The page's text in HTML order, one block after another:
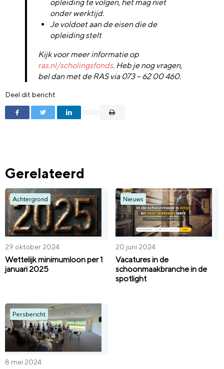
opleiding te volgen, het mag niet
onder werktijd.
Je voldoet aan de eisen die de
opleiding stelt
Kijk voor meer informatie op
ras.nl/scholingsfonds. Heb je nog vragen,
bel dan met de RAS via 073 – 62 00 460.
Deel dit bericht
Gerelateerd
Achtergrond
29 oktober 2024
Wettelijk minimumloon per 1
januari 2025
Nieuws
20 juni 2024
Vacatures in de
schoonmaakbranche in de
spotlight
Persbericht
8 mei 2024